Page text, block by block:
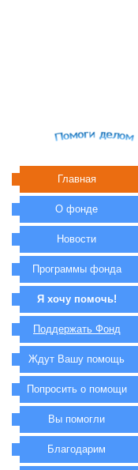
Главная
О фонде
Новости
Программы фонда
Я хочу помочь!
Поддержать Фонд
Ждут Вашу помощь
Попросить о помощи
Вы помогли
Благодарим